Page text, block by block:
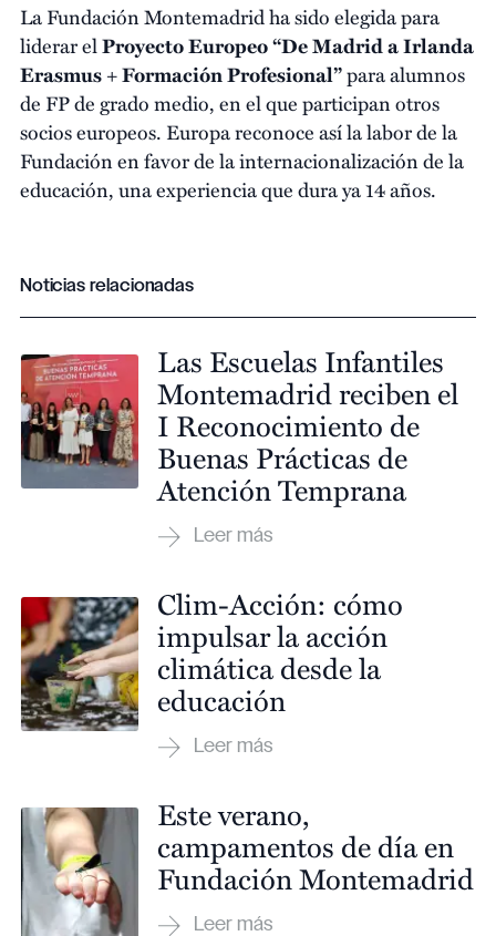
La Fundación Montemadrid ha sido elegida para
liderar elProyecto Europeo “De Madrid a Irlanda
Erasmus + Formación Profesional”para alumnos
de FP de grado medio, en el que participan otros
socios europeos. Europa reconoce así la labor de la
Fundación en favor de la internacionalización de la
educación, una experiencia que dura ya 14 años.
Noticias relacionadas
Las Escuelas Infantiles
Montemadrid reciben el
I Reconocimiento de
Buenas Prácticas de
Atención Temprana
Clim-Acción: cómo
impulsar la acción
climática desde la
educación
Este verano,
campamentos de día en
Fundación Montemadrid